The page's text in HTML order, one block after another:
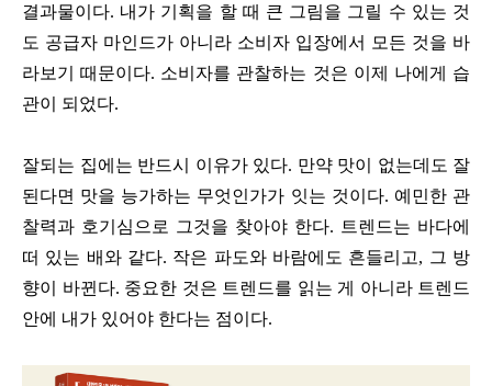
결과물이다. 내가 기획을 할 때 큰 그림을 그릴 수 있는 것
도 공급자 마인드가 아니라 소비자 입장에서 모든 것을 바
라보기 때문이다. 소비자를 관찰하는 것은 이제 나에게 습
관이 되었다.
잘되는 집에는 반드시 이유가 있다. 만약 맛이 없는데도 잘
된다면 맛을 능가하는 무엇인가가 잇는 것이다. 예민한 관
찰력과 호기심으로 그것을 찾아야 한다. 트렌드는 바다에
떠 있는 배와 같다. 작은 파도와 바람에도 흔들리고, 그 방
향이 바뀐다. 중요한 것은 트렌드를 읽는 게 아니라 트렌드
안에 내가 있어야 한다는 점이다.